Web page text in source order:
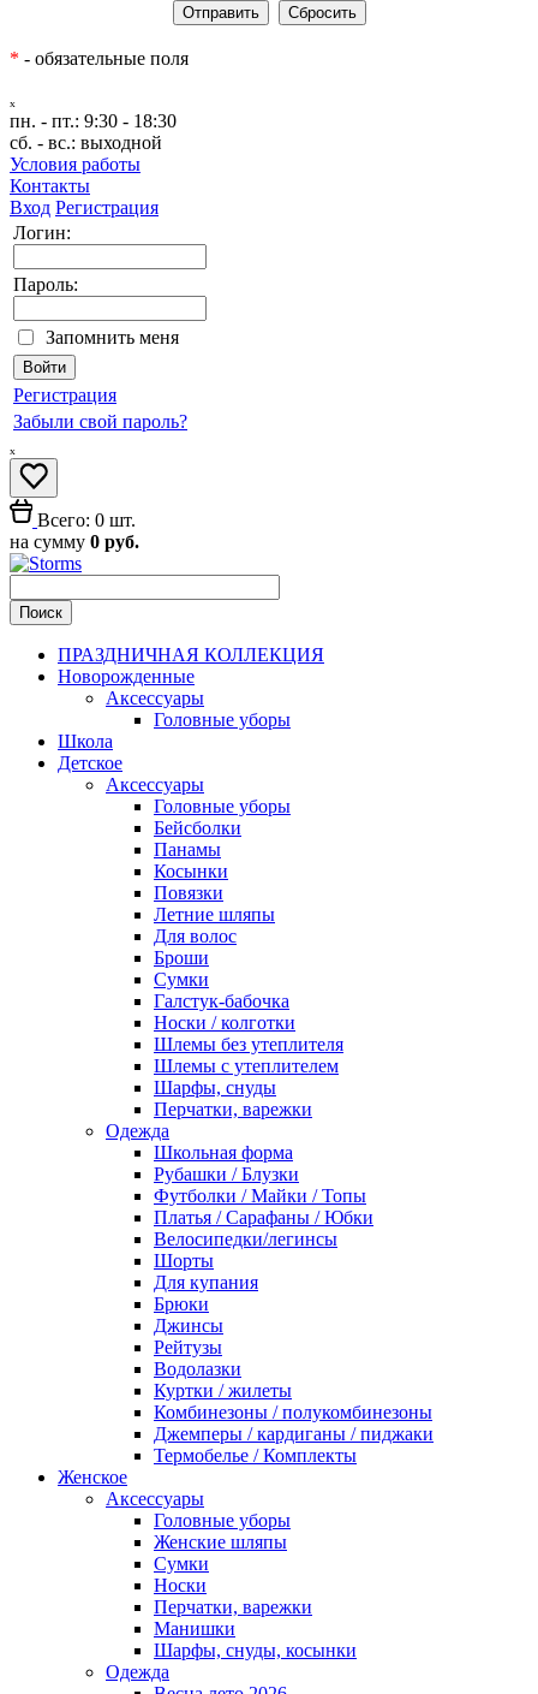
* - обязательные поля
ₓ
пн. - пт.: 9:30 - 18:30
сб. - вс.: выходной
Условия работы
Контакты
Вход Регистрация
Логин:
Пароль:
Запомнить меня
Регистрация
Забыли свой пароль?
ₓ
Всего: 0 шт.
на сумму 0 руб.
ПРАЗДНИЧНАЯ КОЛЛЕКЦИЯ
Новорожденные
Аксессуары
Головные уборы
Школа
Детское
Аксессуары
Головные уборы
Бейсболки
Панамы
Косынки
Повязки
Летние шляпы
Для волос
Броши
Сумки
Галстук-бабочка
Носки / колготки
Шлемы без утеплителя
Шлемы с утеплителем
Шарфы, снуды
Перчатки, варежки
Одежда
Школьная форма
Рубашки / Блузки
Футболки / Майки / Топы
Платья / Сарафаны / Юбки
Велосипедки/легинсы
Шорты
Для купания
Брюки
Джинсы
Рейтузы
Водолазки
Куртки / жилеты
Комбинезоны / полукомбинезоны
Джемперы / кардиганы / пиджаки
Термобелье / Комплекты
Женское
Аксессуары
Головные уборы
Женские шляпы
Сумки
Носки
Перчатки, варежки
Манишки
Шарфы, снуды, косынки
Одежда